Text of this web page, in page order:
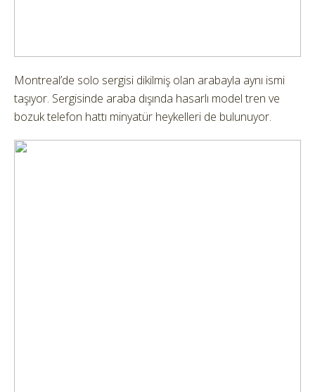
Montreal’de solo sergisi dikilmiş olan arabayla aynı ismi
taşıyor. Sergisinde araba dışında hasarlı model tren ve
bozuk telefon hattı minyatür heykelleri de bulunuyor.